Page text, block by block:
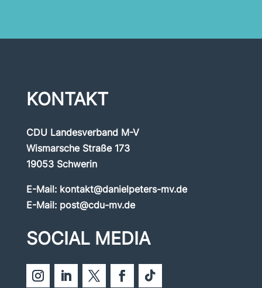
KONTAKT
CDU Landesverband M-V
Wismarsche Straße 173
19053 Schwerin
E-Mail: kontakt@danielpeters-mv.de
E-Mail: post@cdu-mv.de
SOCIAL MEDIA